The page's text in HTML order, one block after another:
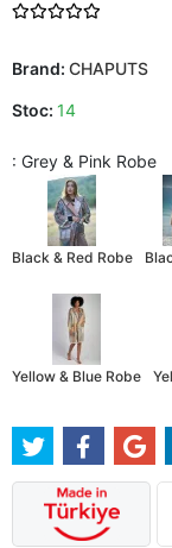
Brand: CHAPUTS
Stoc: 14
: Grey & Pink Robe
Black & Red Robe
Yellow & Blue Robe